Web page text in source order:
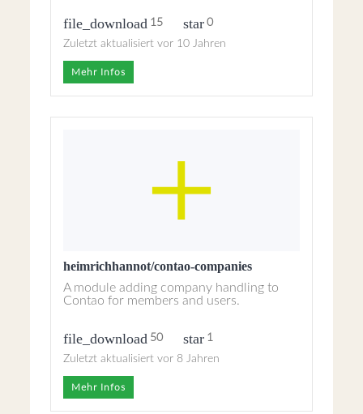
file_download 15 star 0
Zuletzt aktualisiert vor 10 Jahren
Mehr Infos
heimrichhannot/contao-companies
A module adding company handling to
Contao for members and users.
file_download 50 star 1
Zuletzt aktualisiert vor 8 Jahren
Mehr Infos